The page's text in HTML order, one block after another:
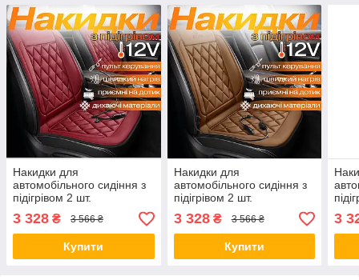
Накидки для
автомобільного сидіння з
підігрівом 2 шт.
універсальні в машину від
прикурювача 12В,
бордовий
3 328 ₴ 3 566 ₴
Купити
Накидки для
автомобільного сидіння з
підігрівом 2 шт.
універсальні в машину від
прикурювача 12В,
коричневий
3 328₴ 3 566 ₴
Купити
3